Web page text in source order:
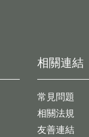
相關連結
常見問題
相關法規
友善連結